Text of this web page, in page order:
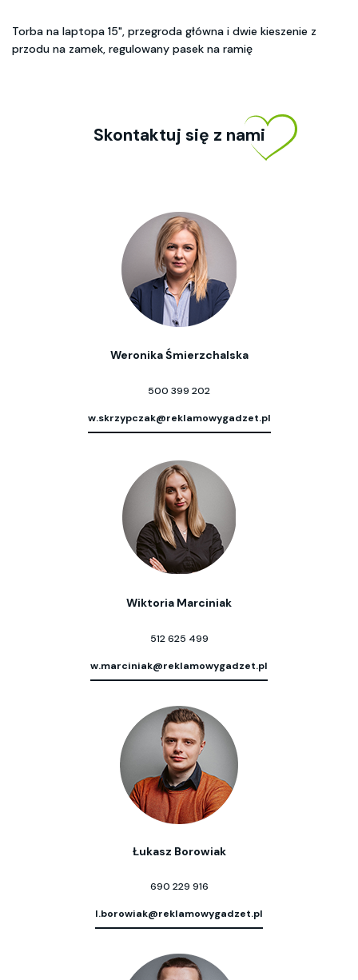
Torba na laptopa 15", przegroda główna i dwie kieszenie z
przodu na zamek, regulowany pasek na ramię
Skontaktuj się z nami
Weronika Śmierzchalska
500 399 202
w.skrzypczak@reklamowygadzet.pl
Wiktoria Marciniak
512 625 499
w.marciniak@reklamowygadzet.pl
Łukasz Borowiak
690 229 916
l.borowiak@reklamowygadzet.pl